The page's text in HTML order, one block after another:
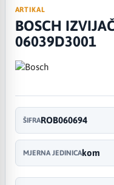
ARTIKAL
BOSCH
06039D3001
ŠIFRAROB060694
MJERNA JEDINICAkom